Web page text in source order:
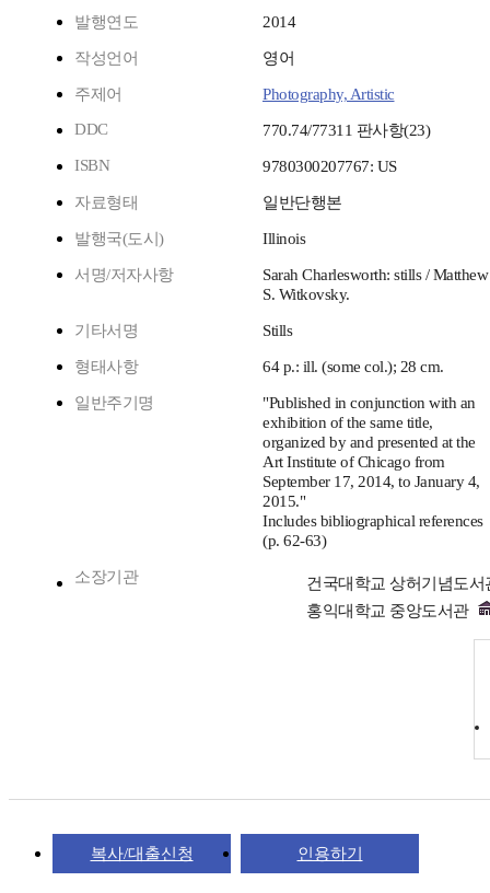
발행연도 2014
작성언어 영어
주제어
Photography, Artistic
DDC
770.74/77311 판사항(23)
ISBN
9780300207767: US
자료형태 일반단행본
발행국(도시) Illinois
서명/저자사항
Sarah Charlesworth: stills / Matthew
S. Witkovsky.
기타서명 Stills
형태사항 64 p.: ill. (some col.); 28 cm.
일반주기명
"Published in conjunction with an
exhibition of the same title,
organized by and presented at the
Art Institute of Chicago from
September 17, 2014, to January 4,
2015."
Includes bibliographical references
(p. 62-63)
소장기관
건국대학교 상허기념도
홍익대학교 중앙도서관
복사/대출신청 인용하기